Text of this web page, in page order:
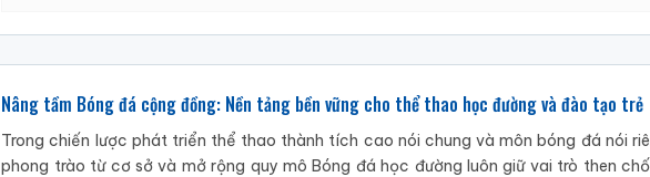
Nâng tầm Bóng đá cộng đồng: Nền tảng bền vững cho thể thao học đường và đào tạo trẻ
Trong chiến lược phát triển thể thao thành tích cao nói chung và môn bóng đá nói
phong trào từ cơ sở và mở rộng quy mô Bóng đá học đường luôn giữ vai trò then